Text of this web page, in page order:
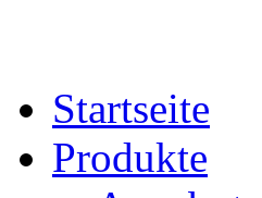
Startseite
Produkte